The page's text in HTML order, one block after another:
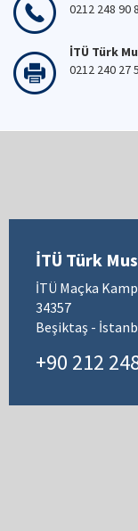
0212 248 90
İTÜ Türk
0212 240 27
İTÜ Türk
İTÜ Maçka
34357
Beşiktaş -
+90 212